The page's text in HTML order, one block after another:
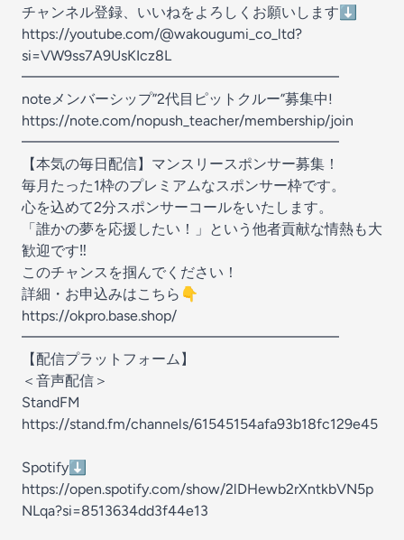
チャンネル登録、いいねをよろしくお願いします⬇️
https://youtube.com/@wakougumi_co_ltd?
si=VW9ss7A9UsKIcz8L
━━━━━━━━━━━━━━━━━━━━━━
noteメンバーシップ”2代目ピットクルー”募集中!
https://note.com/nopush_teacher/membership/join
━━━━━━━━━━━━━━━━━━━━━━
【本気の毎日配信】マンスリースポンサー募集！
毎月たった1枠のプレミアムなスポンサー枠です。
心を込めて2分スポンサーコールをいたします。
「誰かの夢を応援したい！」という他者貢献な情熱も大
歓迎です‼️
このチャンスを掴んでください！
詳細・お申込みはこちら👇
https://okpro.base.shop/
━━━━━━━━━━━━━━━━━━━━━━
【配信プラットフォーム】
＜音声配信＞
StandFM
https://stand.fm/channels/61545154afa93b18fc129e45
Spotify⬇️
https://open.spotify.com/show/2lDHewb2rXntkbVN5p
NLqa?si=8513634dd3f44e13